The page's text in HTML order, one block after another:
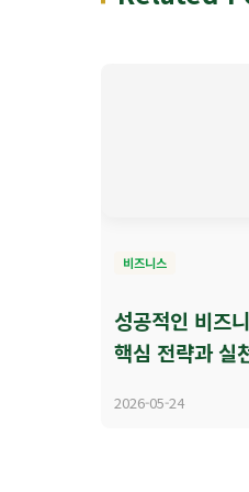
비즈니스
성공적인 비즈
핵심 전략과 실
2026-05-24